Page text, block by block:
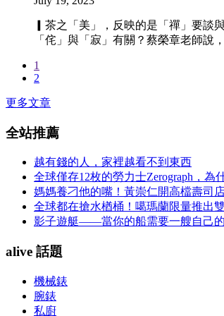
▎茶之「美」，反映的是「禪」要談
「侘」與「寂」有關？蔡榮章老師
1
2
更多文章
全站推薦
越有錢的人，家裡越看不到東西
全球僅存12枚的勞力士Zerograph，為
媽媽養刁他的嘴！黃崇仁開高檔壽司
全球都在搶水楢桶！噶瑪蘭限量推出
影子遊艇——當你的船需要一艘自己
alive 話題
機械錶
腕錶
私廚